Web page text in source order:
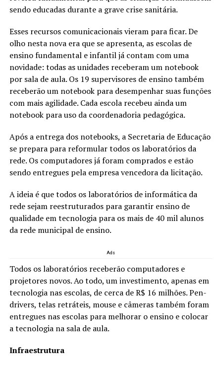
sendo educadas durante a grave crise sanitária.
Esses recursos comunicacionais vieram para ficar. De
olho nesta nova era que se apresenta, as escolas de
ensino fundamental e infantil já contam com uma
novidade: todas as unidades receberam um notebook
por sala de aula. Os 19 supervisores de ensino também
receberão um notebook para desempenhar suas funções
com mais agilidade. Cada escola recebeu ainda um
notebook para uso da coordenadoria pedagógica.
Após a entrega dos notebooks, a Secretaria de Educação
se prepara para reformular todos os laboratórios da
rede. Os computadores já foram comprados e estão
sendo entregues pela empresa vencedora da licitação.
A ideia é que todos os laboratórios de informática da
rede sejam reestruturados para garantir ensino de
qualidade em tecnologia para os mais de 40 mil alunos
da rede municipal de ensino.
Ads
Todos os laboratórios receberão computadores e
projetores novos. Ao todo, um investimento, apenas em
tecnologia nas escolas, de cerca de R$ 16 milhões. Pen-
drivers, telas retráteis, mouse e câmeras também foram
entregues nas escolas para melhorar o ensino e colocar
a tecnologia na sala de aula.
Infraestrutura